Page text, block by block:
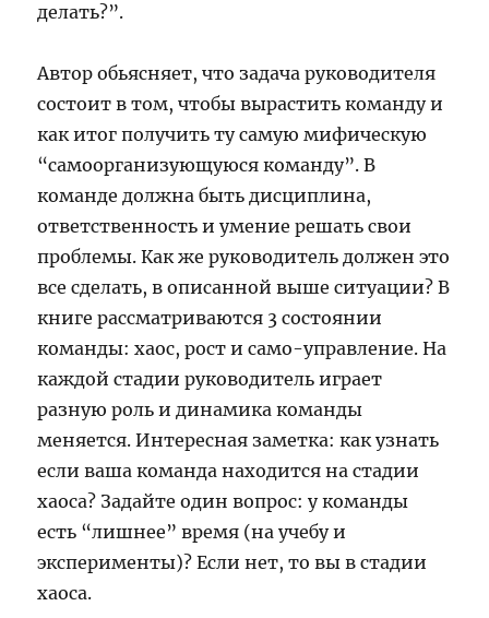
делать?”.
Автор обьясняет, что задача руководителя
состоит в том, чтобы вырастить команду и
как итог получить ту самую мифическую
“самоорганизующуюся команду”. В
команде должна быть дисциплина,
ответственность и умение решать свои
проблемы. Как же руководитель должен это
все сделать, в описанной выше ситуации? В
книге рассматриваются 3 состоянии
команды: хаос, рост и само-управление. На
каждой стадии руководитель играет
разную роль и динамика команды
меняется. Интересная заметка: как узнать
если ваша команда находится на стадии
хаоса? Задайте один вопрос: у команды
есть “лишнее” время (на учебу и
эксперименты)? Если нет, то вы в стадии
хаоса.